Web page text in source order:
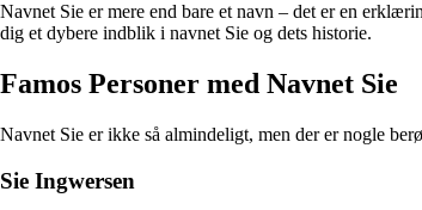
Navnet Sie er mere end bare et navn – det er en
dig et dybere indblik i navnet Sie og dets historie.
Famos Personer med Navnet Sie
Navnet Sie er ikke så almindeligt, men der er nogle
Sie Ingwersen